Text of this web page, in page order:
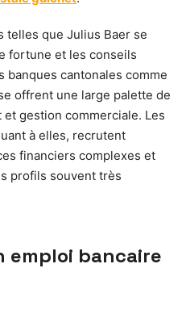
telles que Julius Baer se
fortune et les conseils
banques cantonales comme
offrent une large palette de
gestion commerciale. Les
à elles, recrutent
financiers complexes et
profils souvent très
emploi bancaire